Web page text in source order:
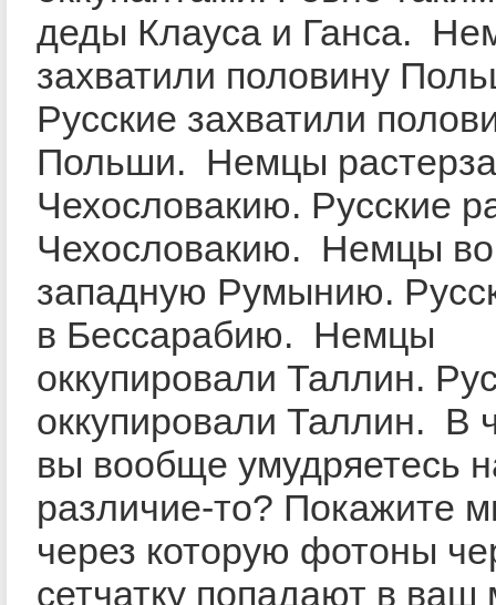
деды Клауса и Ганса.
захватили половину
Русские захватили
Польши. Немцы
Чехословакию. Русские
Чехословакию. Немцы
западную Румынию.
в Бессарабию. Немцы
оккупировали Таллин.
оккупировали Таллин. В
вы вообще умудряетесь
различие-то? Покажите
через которую фотоны
сетчатку попадают в ваш